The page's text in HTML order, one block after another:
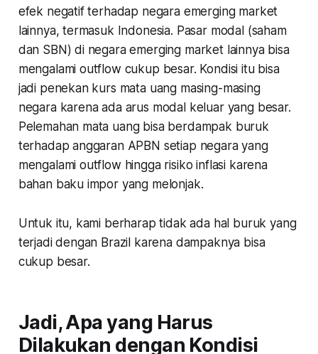
efek negatif terhadap negara emerging market
lainnya, termasuk Indonesia. Pasar modal (saham
dan SBN) di negara emerging market lainnya bisa
mengalami outflow cukup besar. Kondisi itu bisa
jadi penekan kurs mata uang masing-masing
negara karena ada arus modal keluar yang besar.
Pelemahan mata uang bisa berdampak buruk
terhadap anggaran APBN setiap negara yang
mengalami outflow hingga risiko inflasi karena
bahan baku impor yang melonjak.
Untuk itu, kami berharap tidak ada hal buruk yang
terjadi dengan Brazil karena dampaknya bisa
cukup besar.
Jadi, Apa yang Harus
Dilakukan dengan Kondisi